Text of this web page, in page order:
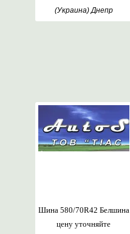
(Украина) Днепр
цену уточняйте
Шина 580/70R42 Белшина